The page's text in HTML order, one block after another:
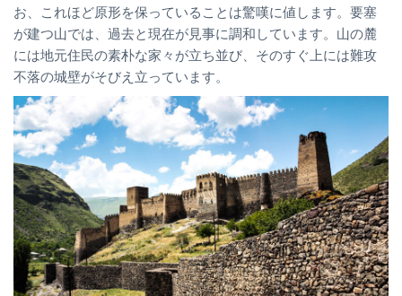
お、これほど原形を保っていることは驚嘆に値します。要塞
が建つ山では、過去と現在が見事に調和しています。山の麓
には地元住民の素朴な家々が立ち並び、そのすぐ上には難攻
不落の城壁がそびえ立っています。